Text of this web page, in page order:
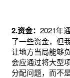
2.资金： 2021年
了一些资金，但
让地方当局能够
会应通过将大型
分配问题，而不